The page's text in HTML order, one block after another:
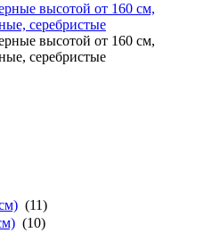
высотой от 160 см,
серебристые
высотой от 160 см,
серебристые
(11)
(10)